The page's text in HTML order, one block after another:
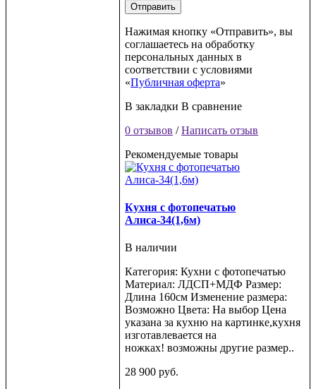
Отправить
Нажимая кнопку «Отправить», вы
соглашаетесь на обработку
персональных данных в
соответствии с условиями
«Публичная оферта»
В закладки В сравнение
0 отзывов /Написать отзыв
Рекомендуемые товары
Кухня с фотопечатью
Алиса-34(1,6м)
В наличии
Категория: Кухни с фотопечатью
Материал: ЛДСП+МДФ Размер:
Длина 160см Изменение размера:
Возможно Цвета: На выбор Цена
указана за кухню на картинке,кухня
изготавлевается на
ножках! возможны другие размер..
28 900 руб.